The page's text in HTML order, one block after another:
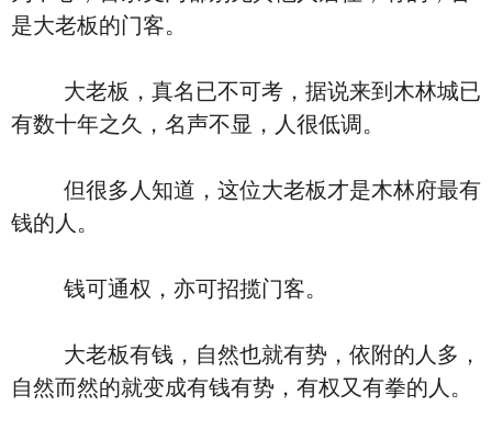
是大老板的门客。
大老板，真名已不可考，据说来到木林城已
有数十年之久，名声不显，人很低调。
但很多人知道，这位大老板才是木林府最有
钱的人。
钱可通权，亦可招揽门客。
大老板有钱，自然也就有势，依附的人多，
自然而然的就变成有钱有势，有权又有拳的人。